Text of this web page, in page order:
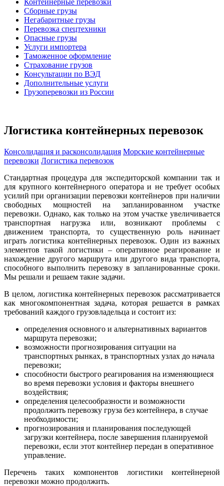
Сборные грузы
Негабаритные грузы
Перевозка спецтехники
Опасные грузы
Услуги импортера
Таможенное оформление
Страхование грузов
Консультации по ВЭД
Дополнительные услуги
Грузоперевозки из России
Логистика контейнерных перевозок
Консолидация и расконсолидация Морские контейнерные
перевозки Логистика перевозок
Стандартная процедура для экспедиторской компании так и
для крупного контейнерного оператора и не требует особых
усилий при организации перевозки контейнеров при наличии
свободных мощностей на запланированном участке
перевозки. Однако, как только на этом участке увеличивается
транспортная нагрузка или, возникают проблемы с
движением транспорта, то существенную роль начинает
играть логистика контейнерных перевозок. Один из важных
элементов такой логистики – оперативное реагирование и
нахождение другого маршрута или другого вида транспорта,
способного выполнить перевозку в запланированные сроки.
Мы решали и решаем такие задачи.
В целом, логистика контейнерных перевозок рассматривается
как многокомпонентная задача, которая решается в рамках
требований каждого грузовладельца и состоит из:
определения основного и альтернативных вариантов
маршрута перевозки;
возможности прогнозирования ситуации на
транспортных рынках, в транспортных узлах до начала
перевозки;
способности быстрого реагирования на изменяющиеся
во время перевозки условия и факторы внешнего
воздействия;
определения целесообразности и возможности
продолжить перевозку груза без контейнера, в случае
необходимости;
прогнозирования и планирования последующей
загрузки контейнера, после завершения планируемой
перевозки, если этот контейнер передан в оперативное
управление.
Перечень таких компонентов логистики контейнерной
перевозки можно продолжить.